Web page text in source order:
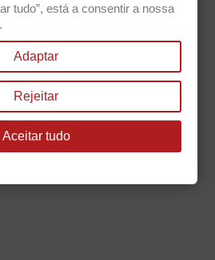
For that purpose, please find our


tudo”, está a consentir a nossa
Adaptar
Rejeitar
Aceitar tudo